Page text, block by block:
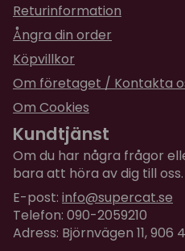
Returinformation
Ångra din order
Köpvillkor
Om företaget / Kontakta
Om Cookies
Kundtjänst
Om du har några frågor
bara att höra av dig till oss.
E-post: info@supercat.se
Telefon: 090-2059210
Adress: Björnvägen 11, 906